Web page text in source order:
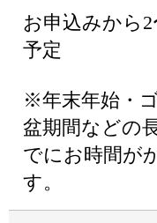
お申込みから
予定
※年末年始・
盆期間などの
でにお時間が
す。